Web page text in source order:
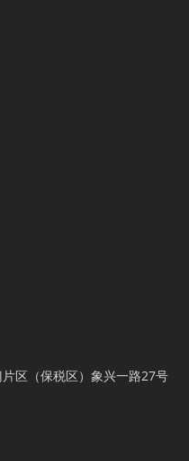
区（保税区）象兴一路27号